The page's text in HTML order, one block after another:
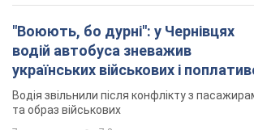
зовнішності жінки, сказавши, що вона носить
"чоловічу стрижку"
8 хвилин тому 7,4 т.